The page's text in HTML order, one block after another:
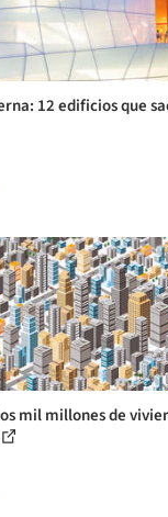
12 edificios que
mil millones de